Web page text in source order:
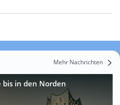
Mehr Nachrichten
bis in den Norden